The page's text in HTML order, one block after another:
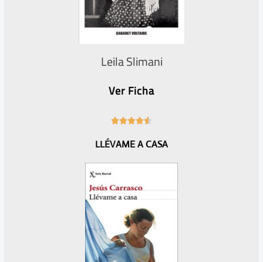
Leila Slimani
Ver Ficha

6
LLÉVAME A CASA